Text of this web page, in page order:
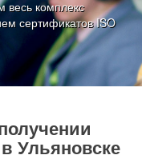
комплекс
сертификатов ISO
Ульяновске